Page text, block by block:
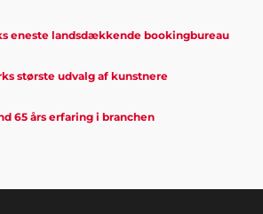
Alt gik som smurt"
cool med de mange sjove
eneste landsdækkende bookingbureau
største udvalg af kunstnere
65 års erfaring i branchen